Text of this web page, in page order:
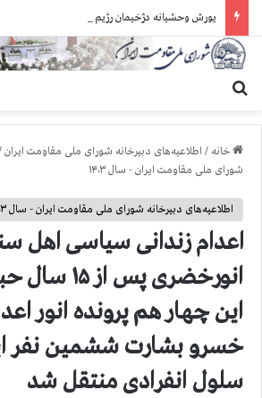
خانه / اطلاعیه‌های دبیرخانه شورای ملی مقاومت ایران
شورای ملی مقاومت ایران - سال ۱۴۰۳
اطلاعیه‌های دبیرخانه شورای ملی مقاومت ایران - سال ۱۴۰۳
اعدام زندانی سیاسی اهل
انورخضری پس
این چهار هم پرونده انور
خسرو بشارت ششمین نفر
سلول انفرادی منتقل شد